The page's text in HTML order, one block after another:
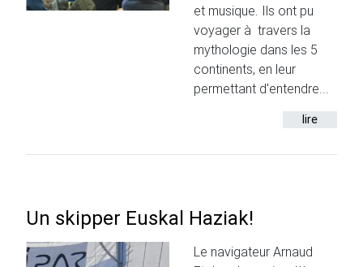
et musique. Ils ont pu
voyager à travers la
mythologie dans les 5
continents, en leur
permettant d'entendre...
lire
Un skipper Euskal Haziak!
Le navigateur Arnaud